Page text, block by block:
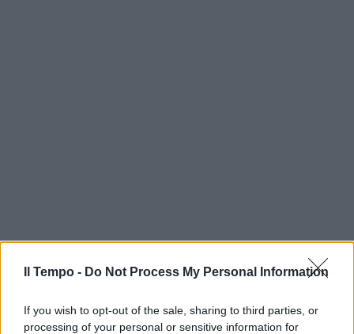
Il Tempo - Do Not Process My Personal Information
If you wish to opt-out of the sale, sharing to third parties, or
processing of your personal or sensitive information for